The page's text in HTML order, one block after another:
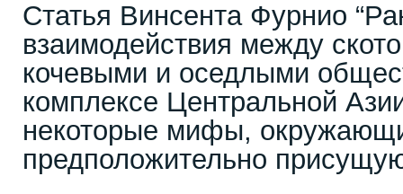
Статья Винсента Фурнио
взаимодействия между
кочевыми и оседлыми
комплексе Центральной
некоторые мифы,
предположительно